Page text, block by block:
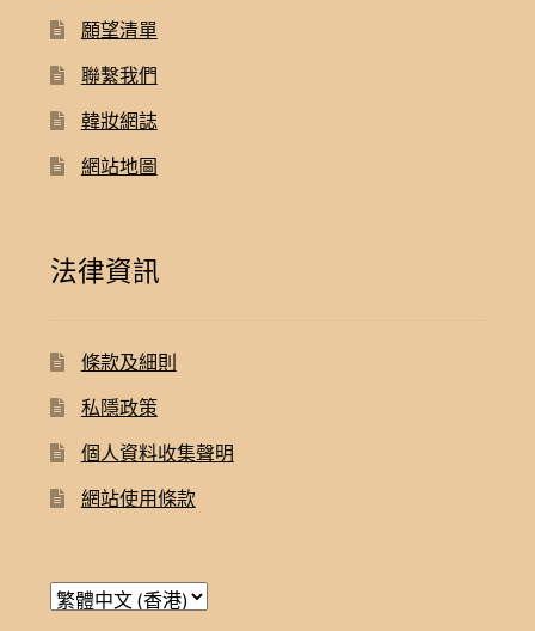
願望清單
聯繫我們
韓妝網誌
網站地圖
法律資訊
條款及細則
私隱政策
個人資料收集聲明
網站使用條款